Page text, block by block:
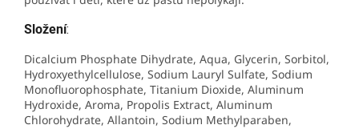
Složení:
Dicalcium Phosphate Dihydrate, Aqua, Glycerin, Sorbitol,
Hydroxyethylcellulose, Sodium Lauryl Sulfate, Sodium
Monofluorophosphate, Titanium Dioxide, Aluminum
Hydroxide, Aroma, Propolis Extract, Aluminum
Chlorohydrate, Allantoin, Sodium Methylparaben,